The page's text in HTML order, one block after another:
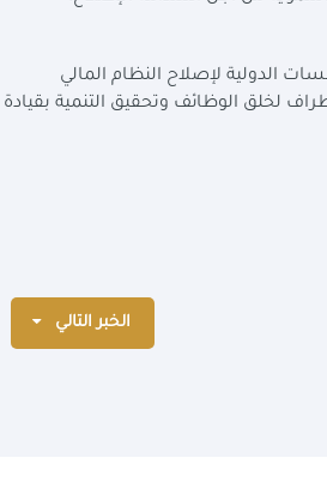
والجهود المبذولة من المؤسسات الدولية لإصلاح النظام المالي
لخلق الوظائف وتحقيق التنمية بقيادة
الخبر التالي